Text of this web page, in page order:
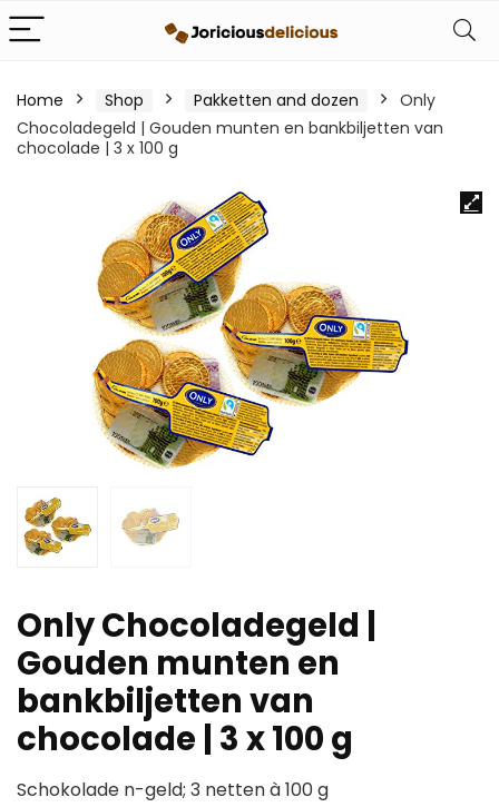
Home Shop Pakketten and dozen
Only
Chocoladegeld | Gouden munten en bankbiljetten van
chocolade | 3 x 100 g
Only Chocoladegeld |
Gouden munten en
bankbiljetten van
chocolade | 3 x 100 g
Schokolade n-geld; 3 netten à 100 g